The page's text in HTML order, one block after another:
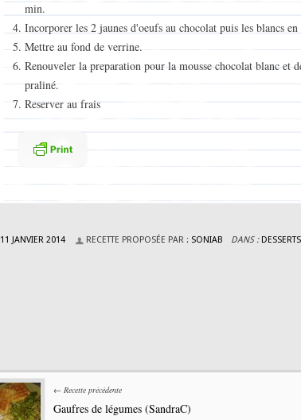
min.
Incorporer les 2 jaunes d'oeufs au chocolat puis les blancs
Mettre au fond de verrine.
Renouveler la preparation pour la mousse chocolat blanc et
praliné.
Reserver au frais
11 JANVIER 2014 RECETTE PROPOSÉE PAR : SONIAB DANS : DESSERTS
← Recette précédente
Gaufres de légumes (SandraC)